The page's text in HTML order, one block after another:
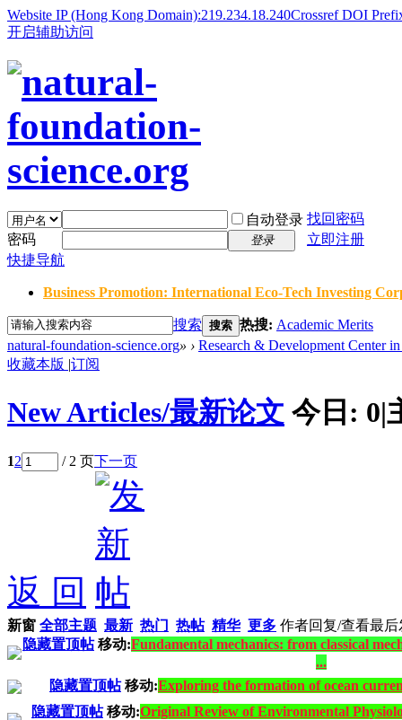
Website IP (Hong Kong Domain):219.234.18.240Crossref DOI
开启辅助访问
自动登录 找回密码
密码
登录
立即注册
快捷导航
Business Promotion: International Eco-Tech Investing
搜索 搜索 热搜: Academic Merits
natural-foundation-science.org» › Research & Development Center
收藏本版 |订阅
New Articles/最新论文 今日: 0|
12 / 2 页下一页
返 回
新窗 全部主题 最新 热门 热帖 精华 更多 作者回复/查看最后
隐藏置顶帖移动:Fundamental mechanics: from classical
...
隐藏置顶帖移动:Exploring the formation of ocean
隐藏置顶帖移动:Original Review of Environmental